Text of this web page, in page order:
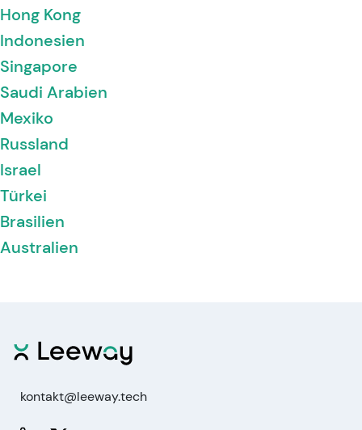
Hong Kong
Indonesien
Singapore
Saudi Arabien
Mexiko
Russland
Israel
Türkei
Brasilien
Australien
kontakt@leeway.tech